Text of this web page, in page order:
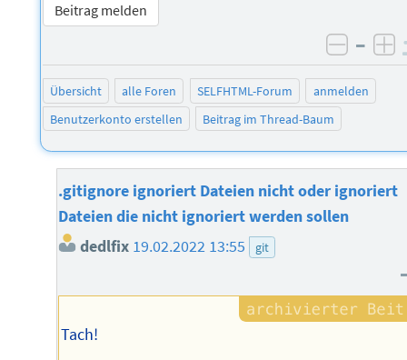
Beitrag melden
–
Übersicht alle Foren SELFHTML-Forum
anmelden
Benutzerkonto erstellen
Beitrag im Thread-Baum
.gitignore ignoriert Dateien nicht oder ignoriert
Dateien die nicht ignoriert werden sollen
dedlfix 19.02.2022 13:55 git
Tach!